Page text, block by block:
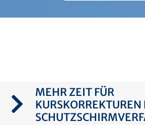
MEHR ZEIT FÜR
KURSKORREKTUREN